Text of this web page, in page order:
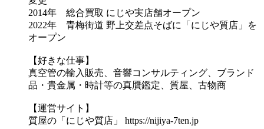
2014年 総合買取 にじや実店舗オープン
2022年 青梅街道 野上交差点そばに「にじや質店」を
オープン
【好きな仕事】
真空管の輸入販売、音響コンサルティング、ブランド
品・貴金属・時計等の真贋鑑定、質屋、古物商
【運営サイト】
質屋の「にじや質店」 https://nijiya-7ten.jp